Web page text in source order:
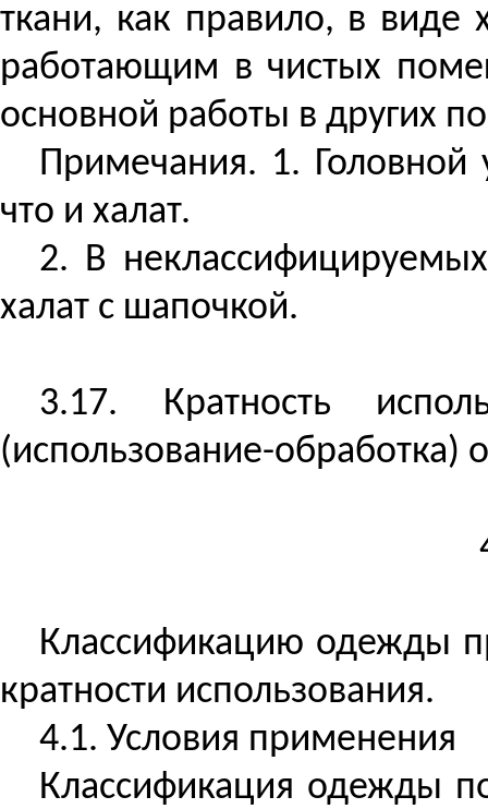
ткани, как правило, в виде
работающим в чистых
основной работы в других
Примечания. 1. Головной
что и халат.
2. В неклассифицируемых
халат с шапочкой.
3.17. Кратность
(использование-
Классификацию одежды
кратности использования.
4.1. Условия применения
Классификация одежды